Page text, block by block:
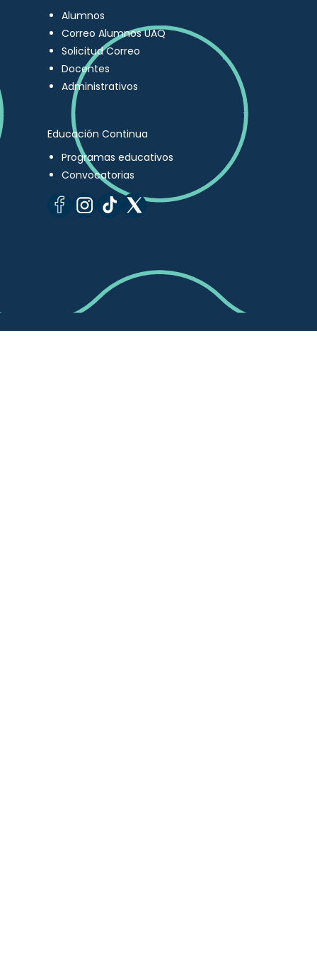
Alumnos
Correo Alumnos UAQ
Solicitud Correo
Docentes
Administrativos
Educación Continua
Programas educativos
Convocatorias